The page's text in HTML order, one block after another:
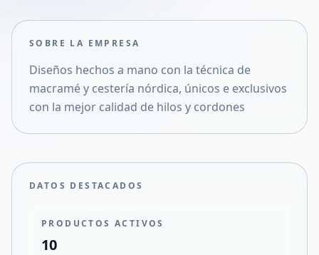
Compartir en X
SOBRE LA EMPRESA
Diseños hechos a mano con la técnica de
macramé y cestería nórdica, únicos e exclusivos
con la mejor calidad de hilos y cordones
DATOS DESTACADOS
PRODUCTOS ACTIVOS
10